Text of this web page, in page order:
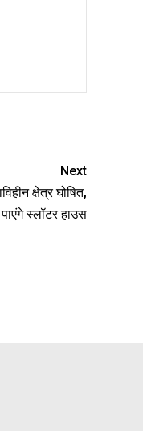
Next
क्षेत्र घोषित,
स्लॉटर हाउस